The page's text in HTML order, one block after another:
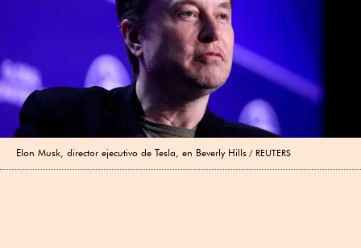
Elon Musk, director ejecutivo de Tesla, en Beverly Hills REUTERS